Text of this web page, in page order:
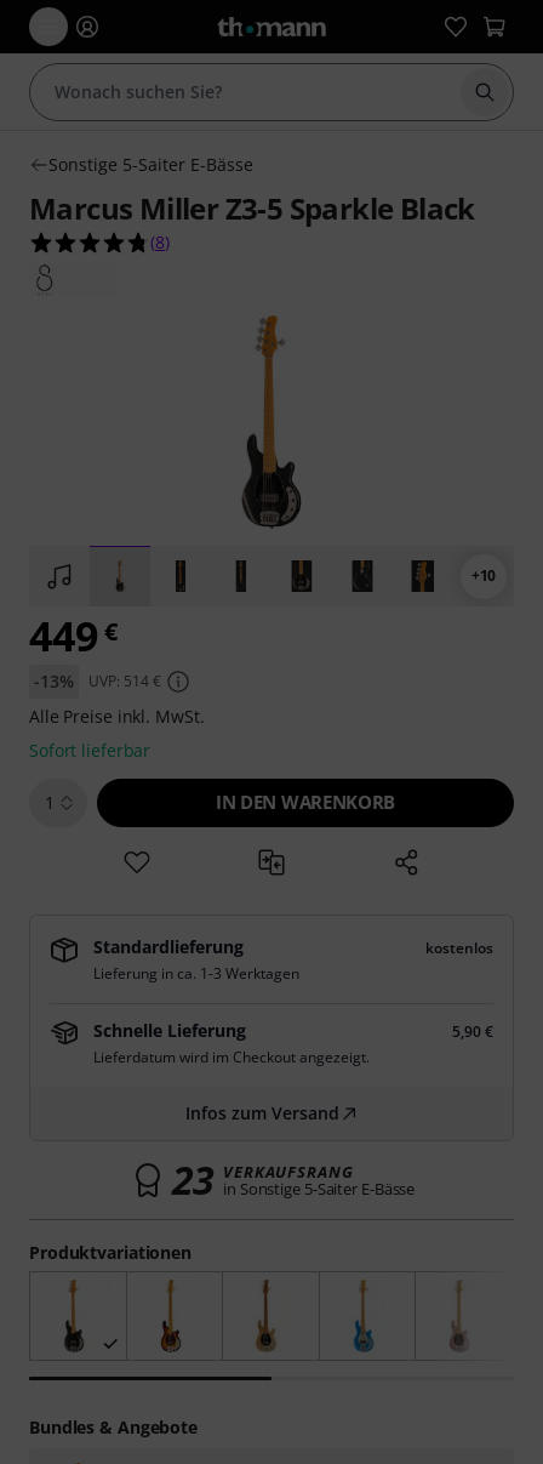
Suche
Sonstige 5-Saiter E-Bässe
Marcus Miller Z3-5 Sparkle Black
4.8 von 5 Sternen aus 8 Kundenbewertungen
(8)
+10
Produktvariationen
449 €
-13% UVP: 514 €
Alle Preise inkl. MwSt.
Sofort lieferbar
1 IN DEN WARENKORB
Standardlieferung
kostenlos
Lieferung in ca. 1-3 Werktagen
Schnelle Lieferung
5,90 €
Lieferdatum wird im Checkout angezeigt.
Infos zum Versand
23 VERKAUFSRANG
in Sonstige 5-Saiter E-Bässe
Bundles & Angebote